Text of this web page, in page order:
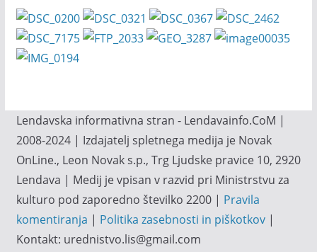
Lendavska informativna stran - Lendavainfo.CoM |
2008-2024 | Izdajatelj spletnega medija je Novak
OnLine., Leon Novak s.p., Trg Ljudske pravice 10, 2920
Lendava | Medij je vpisan v razvid pri Ministrstvu za
kulturo pod zaporedno številko 2200 | Pravila
komentiranja | Politika zasebnosti in piškotkov|
Kontakt: urednistvo.lis@gmail.com